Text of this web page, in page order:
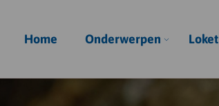
Home Onderwerpen Loket